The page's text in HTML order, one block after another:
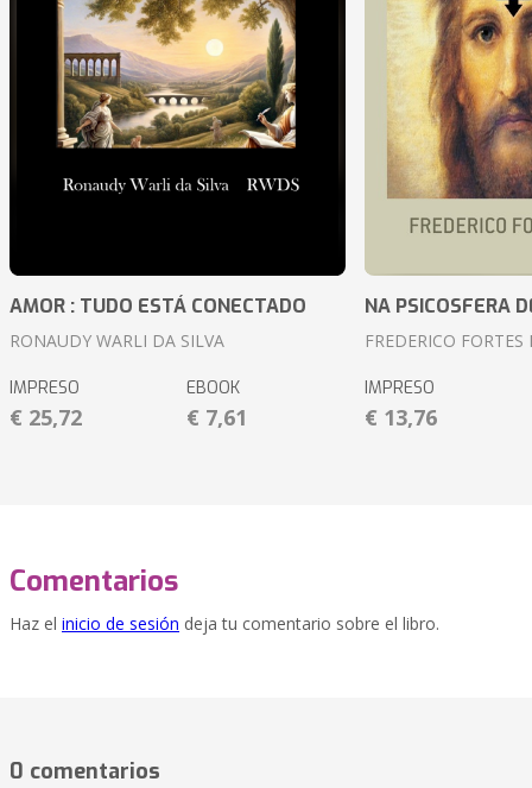
AMOR : TUDO ESTÁ CONECTADO
RONAUDY WARLI DA SILVA
IMPRESO
€ 25,72
EBOOK
€ 7,61
NA PSICOSFERA
FREDERICO FORTES
IMPRESO
€ 13,76
Comentarios
Haz el inicio de sesión deja tu comentario sobre el libro.
0 comentarios